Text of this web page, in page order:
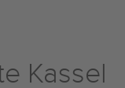
Kassel